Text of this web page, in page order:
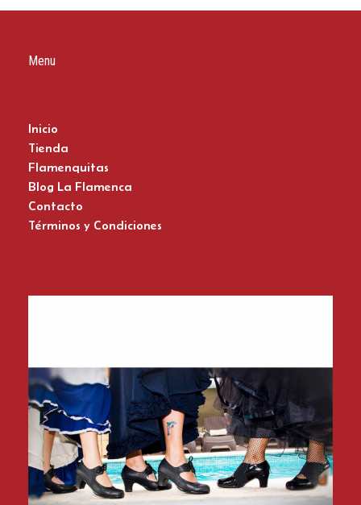
Menu
Inicio
Tienda
Flamenquitas
Blog La Flamenca
Contacto
Términos y Condiciones
Zapatos del Flamenco